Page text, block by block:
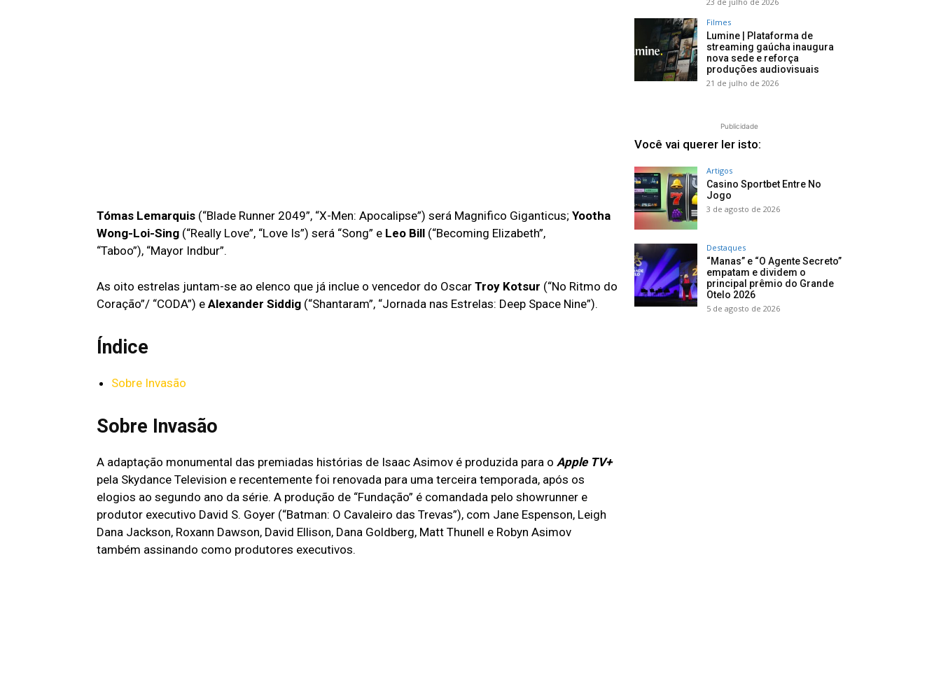
Tómas Lemarquis (“Blade Runner 2049”, “X-Men: Apocalipse”) será Magnifico Giganticus; Yootha
Wong-Loi-Sing (“Really Love”, “Love Is”) será “Song” e Leo Bill (“Becoming Elizabeth”,
“Taboo”), “Mayor Indbur”.
As oito estrelas juntam-se ao elenco que já inclue o vencedor do Oscar Troy Kotsur (“No Ritmo do
Coração”/ “CODA”) e Alexander Siddig (“Shantaram”, “Jornada nas Estrelas: Deep Space Nine”).
Índice
Sobre Invasão
Sobre Invasão
A adaptação monumental das premiadas histórias de Isaac Asimov é produzida para o Apple TV+
pela Skydance Television e recentemente foi renovada para uma terceira temporada, após os
elogios ao segundo ano da série. A produção de “Fundação” é comandada pelo showrunner e
produtor executivo David S. Goyer (“Batman: O Cavaleiro das Trevas”), com Jane Espenson, Leigh
Dana Jackson, Roxann Dawson, David Ellison, Dana Goldberg, Matt Thunell e Robyn Asimov
também assinando como produtores executivos.
Filmes
Lumine | Plataforma de
streaming gaúcha inaugura
nova sede e reforça
produções audiovisuais
21 de julho de 2026
Publicidade
Você vai querer ler isto:
Artigos
Casino Sportbet Entre No
Jogo
3 de agosto de 2026
Destaques
“Manas” e “O Agente Secreto”
empatam e dividem o
principal prêmio do Grande
Otelo 2026
5 de agosto de 2026